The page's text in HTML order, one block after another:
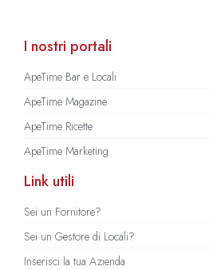
I nostri portali
ApeTime Bar e Locali
ApeTime Magazine
ApeTime Ricette
ApeTime Marketing
Link utili
Sei un Fornitore?
Sei un Gestore di Locali?
Inserisci la tua Azienda